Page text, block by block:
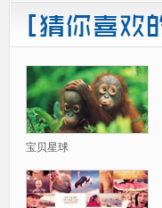
宝贝星球